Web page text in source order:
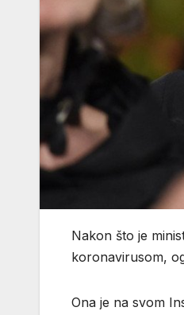
Nakon što je
koronavirusom,
Ona je na svom